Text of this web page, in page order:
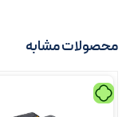
محصولات مشابه